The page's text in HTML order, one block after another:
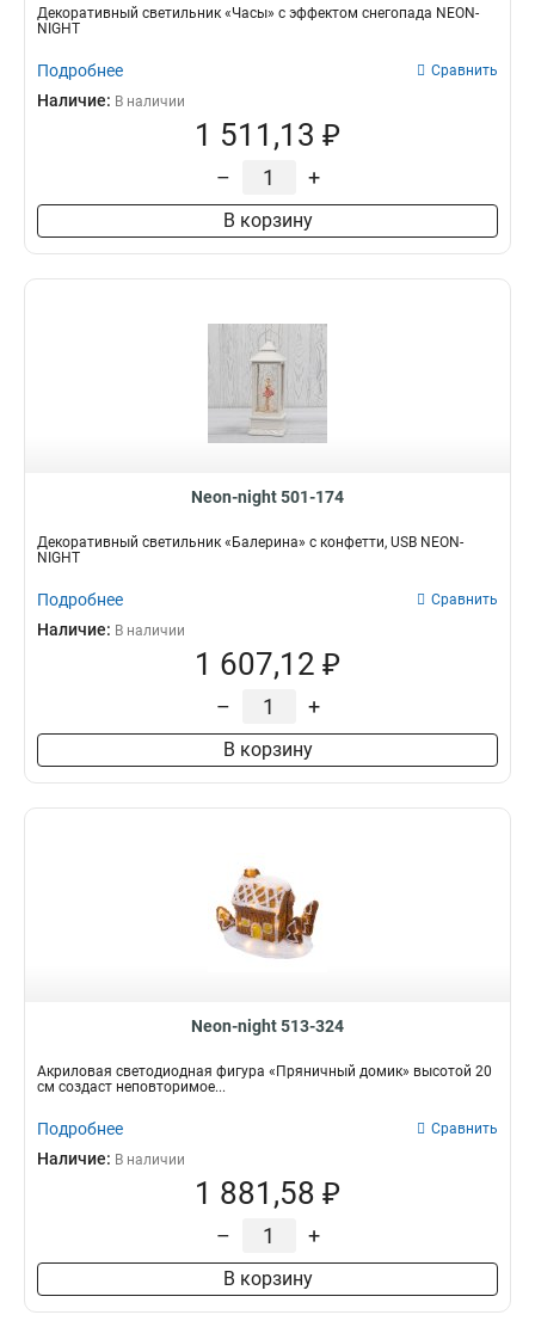
Декоративный светильник «Часы» с эффектом снегопада NEON-
NIGHT
Подробнее Сравнить
Наличие: В наличии
1 511,13 ₽
– +
В корзину
Neon-night 501-174
Декоративный светильник «Балерина» с конфетти, USB NEON-
NIGHT
Подробнее Сравнить
Наличие: В наличии
1 607,12 ₽
– +
В корзину
Neon-night 513-324
Акриловая светодиодная фигура «Пряничный домик» высотой 20
см создаст неповторимое...
Подробнее Сравнить
Наличие: В наличии
1 881,58 ₽
– +
В корзину